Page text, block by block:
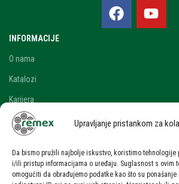
Upravljanje pristankom za
Da bismo pružili najbolje iskustvo, koristimo
i/ili pristup informacijama o uređaju. Suglasnost s ovim
omogućiti da obrađujemo podatke kao što su
INFORMACIJE
O nama
Katalozi
Karijera
Blog i novosti
RAČUN
Moj račun